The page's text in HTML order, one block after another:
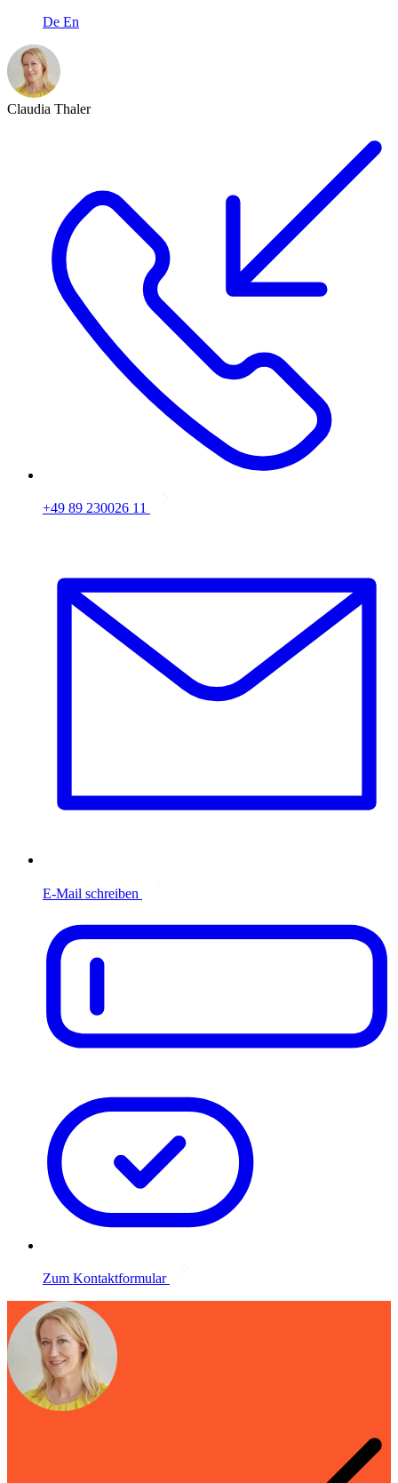
De En
Claudia Thaler
+49 89 230026 11
E-Mail schreiben
Zum Kontaktformular